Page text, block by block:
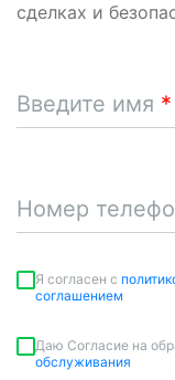
сделках и
Введите имя
Номер
Я согласен c
соглашением
Даю Согласие на
обслуживания